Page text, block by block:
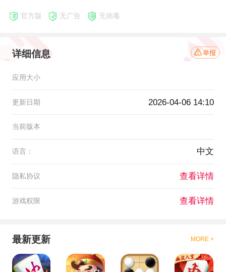
官方版 无广告 无病毒
详细信息 举报
应用大小
更新日期 2026-04-06 14:10
当前版本
语言： 中文
隐私协议 查看详情
游戏权限 查看详情
最新更新 MORE +